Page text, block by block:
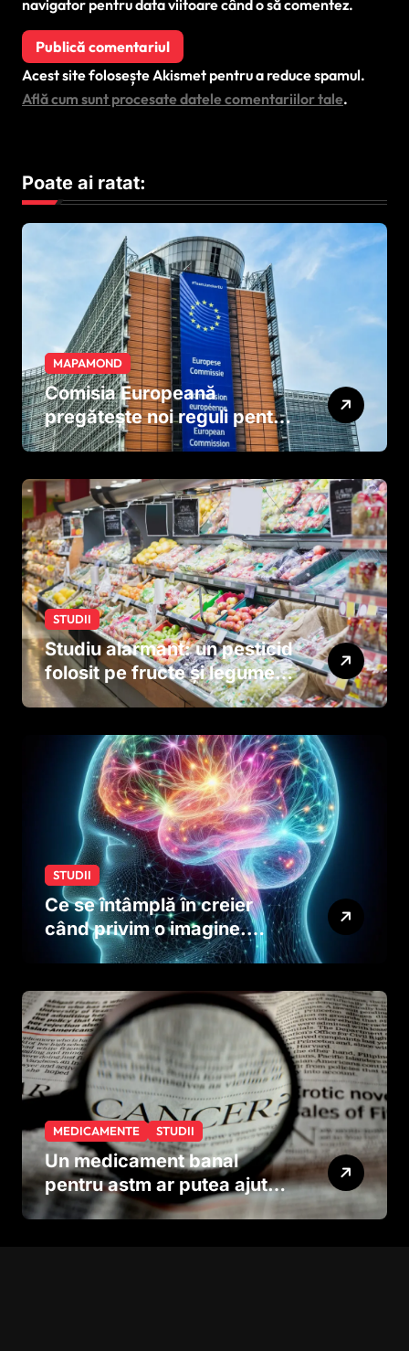
navigator pentru data viitoare când o să comentez.
Acest site folosește Akismet pentru a reduce spamul.
Află cum sunt procesate datele comentariilor tale.
Poate ai ratat:
MAPAMOND
Comisia Europeană
pregătește noi reguli pentru
tutun și țigările electronice
STUDII
Studiu alarmant: un pesticid
folosit pe fructe și legume
ar putea afecta dezvoltarea
dinainte de naștere
STUDII
Ce se întâmplă în creier
când privim o imagine.
Studiul care explică rolul
MEDICAMENTE STUDII
Un medicament banal
pentru astm ar putea ajuta
în lupta împotriva